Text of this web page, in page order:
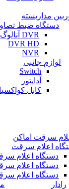
مداربسته
دستگاه ضبط
DVR آنالوگ
DVR HD
NVR
لوازم جانبی
Switch
آداپتور
کابل
سرقت اماکن
اعلام سرقت
دستگاه اعلام
دستگاه اعلام
دستگاه اعلام
رادار